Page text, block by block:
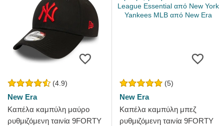
(4.9)
New Era
Καπέλα καμπύλη μαύρο
ρυθμιζόμενη ταινία 9FORTY
(5)
New Era
Καπέλα καμπύλη μπεζ
ρυθμιζόμενη ταινία 9FORTY